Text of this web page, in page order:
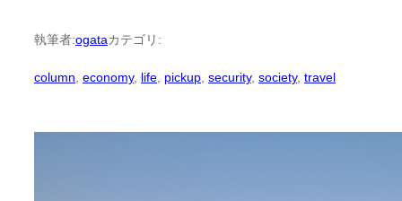
執筆者:ogataカテゴリ:
column economy, life pickup security, society, travel